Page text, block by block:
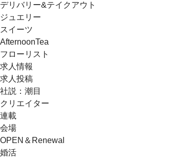
デリバリー&テイクアウト
ジュエリー
スイーツ
AfternoonTea
フローリスト
求人情報
求人投稿
社説：潮目
クリエイター
連載
会場
OPEN＆Renewal
婚活